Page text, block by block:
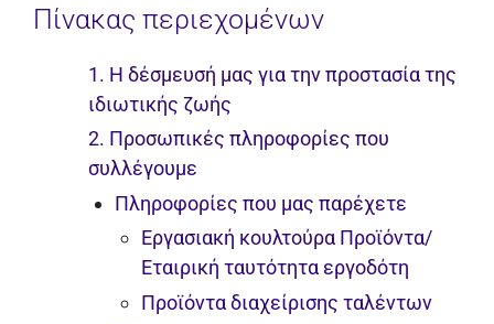
Πίνακας περιεχομένων
1. Η δέσμευσή μας για την προστασία της
ιδιωτικής ζωής
2. Προσωπικές πληροφορίες που
συλλέγουμε
Πληροφορίες που μας παρέχετε
Εργασιακή κουλτούρα Προϊόντα/
Εταιρική ταυτότητα εργοδότη
Προϊόντα διαχείρισης ταλέντων